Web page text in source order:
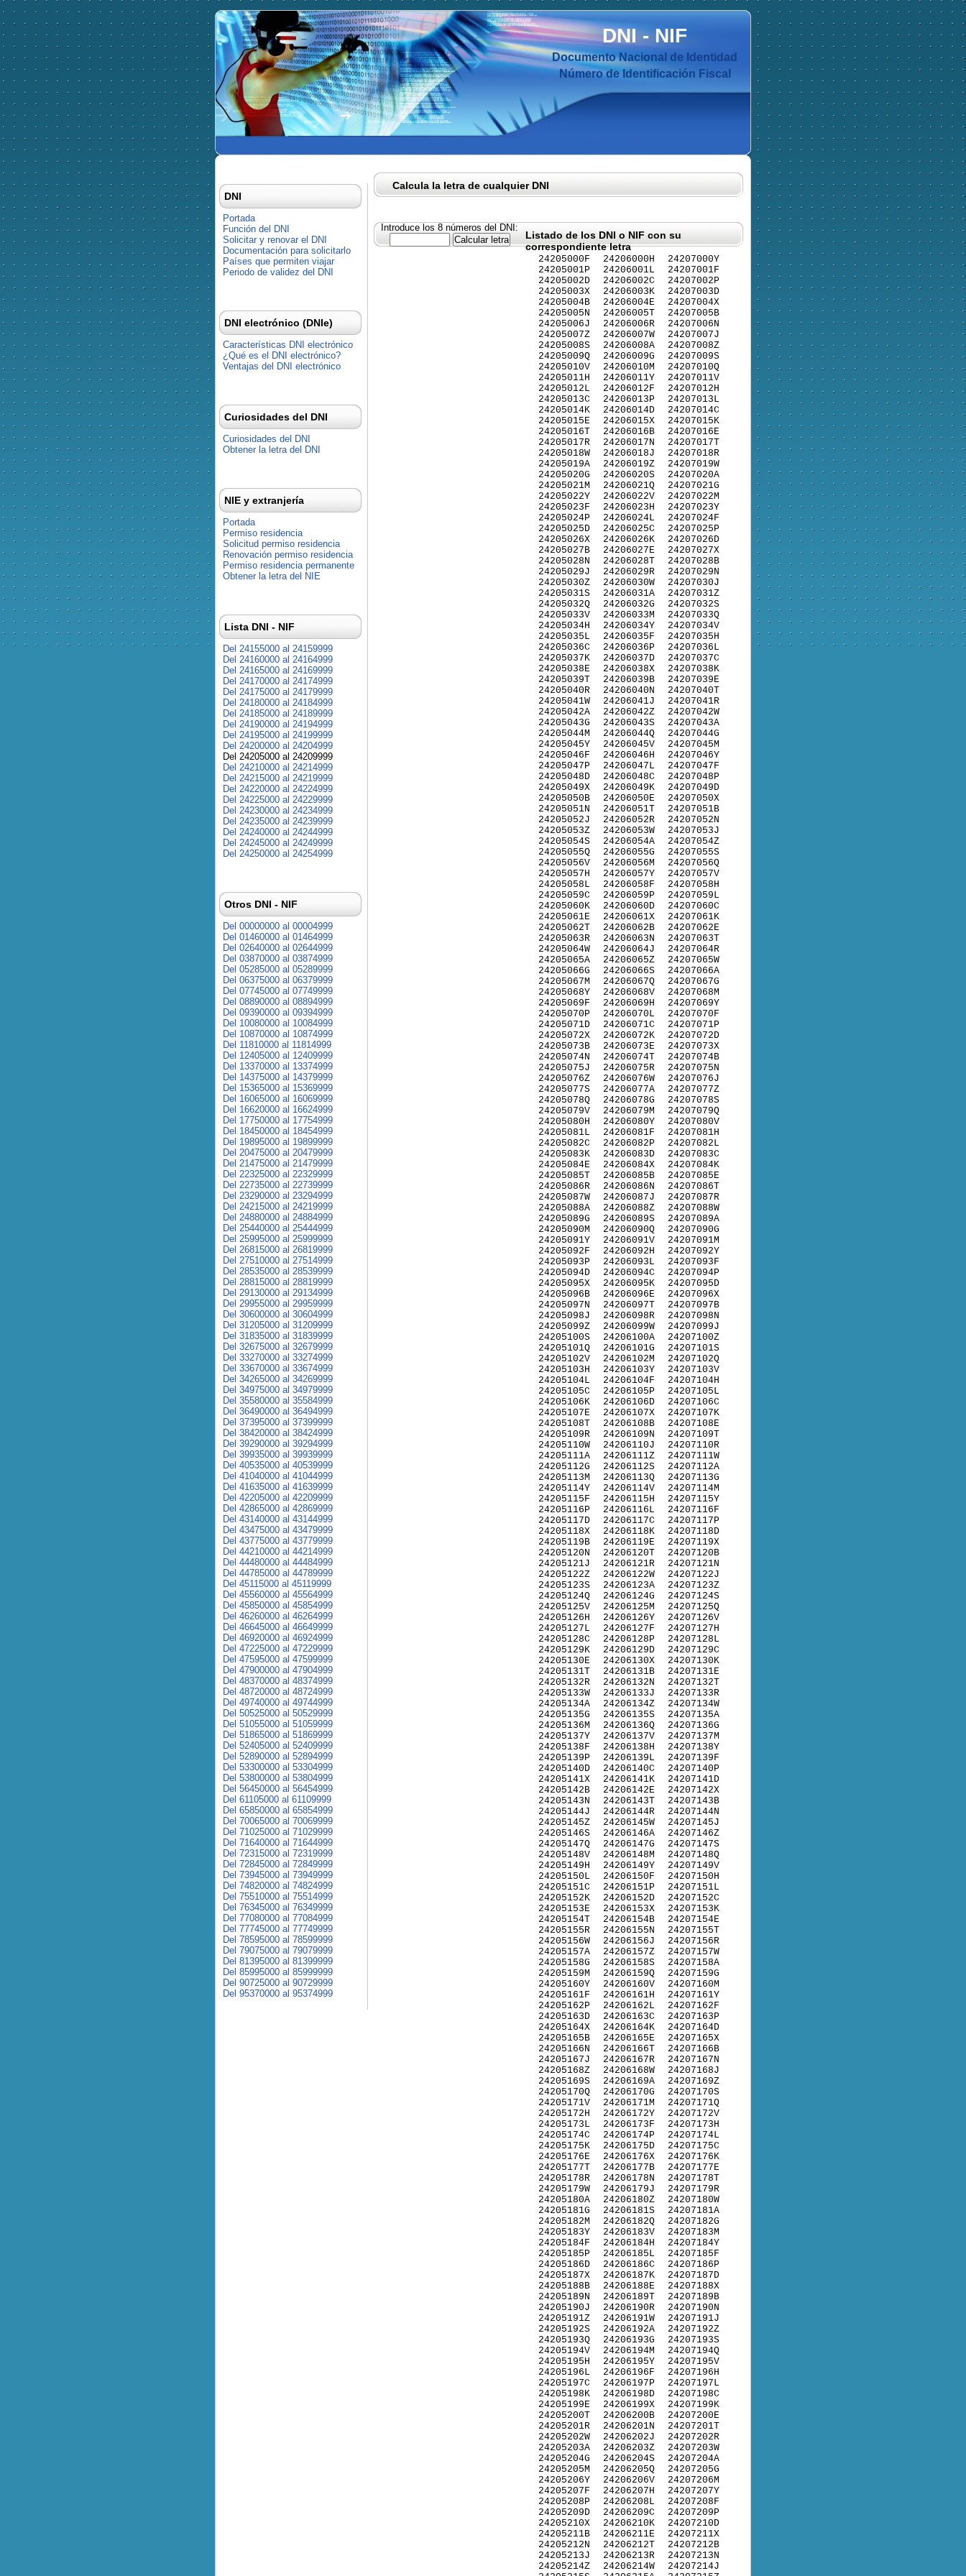
DNI-NIF
Documento Nacional de Identidad
Número de Identificación Fiscal
Calcula la letra de cualquier DNI
Introduce los 8 números del DNI:
Listado de los DNI o NIF con su
correspondiente letra
24205000F
24205001P
24205002D
24205003X
24205004B
24205005N
24205006J
24205007Z
24205008S
24205009Q
24205010V
24205011H
24205012L
24205013C
24205014K
24205015E
24205016T
24205017R
24205018W
24205019A
24205020G
24205021M
24205022Y
24205023F
24205024P
24205025D
24205026X
24205027B
24205028N
24205029J
24205030Z
24205031S
24205032Q
24205033V
24205034H
24205035L
24205036C
24205037K
24205038E
24205039T
24205040R
24205041W
24205042A
24205043G
24205044M
24205045Y
24205046F
24205047P
24205048D
24205049X
24205050B
24205051N
24205052J
24205053Z
24205054S
24205055Q
24205056V
24205057H
24205058L
24205059C
24205060K
24205061E
24205062T
24205063R
24205064W
24205065A
24205066G
24205067M
24205068Y
24205069F
24205070P
24205071D
24205072X
24205073B
24205074N
24205075J
24205076Z
24205077S
24205078Q
24205079V
24205080H
24205081L
24205082C
24205083K
24205084E
24205085T
24205086R
24205087W
24205088A
24205089G
24205090M
24205091Y
24205092F
24205093P
24205094D
24205095X
24205096B
24205097N
24205098J
24205099Z
24205100S
24205101Q
24205102V
24205103H
24205104L
24205105C
24205106K
24205107E
24205108T
24205109R
24205110W
24205111A
24205112G
24205113M
24205114Y
24205115F
24205116P
24205117D
24205118X
24205119B
24205120N
24205121J
24205122Z
24205123S
24205124Q
24205125V
24205126H
24205127L
24205128C
24205129K
24205130E
24205131T
24205132R
24205133W
24205134A
24205135G
24205136M
24205137Y
24205138F
24205139P
24205140D
24205141X
24205142B
24205143N
24205144J
24205145Z
24205146S
24205147Q
24205148V
24205149H
24205150L
24205151C
24205152K
24205153E
24205154T
24205155R
24205156W
24205157A
24205158G
24205159M
24205160Y
24205161F
24205162P
24205163D
24205164X
24205165B
24205166N
24205167J
24205168Z
24205169S
24205170Q
24205171V
24205172H
24205173L
24205174C
24205175K
24205176E
24205177T
24205178R
24205179W
24205180A
24205181G
24205182M
24205183Y
24205184F
24205185P
24205186D
24205187X
24205188B
24205189N
24205190J
24205191Z
24205192S
24205193Q
24205194V
24205195H
24205196L
24205197C
24205198K
24205199E
24205200T
24205201R
24205202W
24205203A
24205204G
24205205M
24205206Y
24205207F
24205208P
24205209D
24205210X
24205211B
24205212N
24205213J
24205214Z
24206000H
24206001L
24206002C
24206003K
24206004E
24206005T
24206006R
24206007W
24206008A
24206009G
24206010M
24206011Y
24206012F
24206013P
24206014D
24206015X
24206016B
24206017N
24206018J
24206019Z
24206020S
24206021Q
24206022V
24206023H
24206024L
24206025C
24206026K
24206027E
24206028T
24206029R
24206030W
24206031A
24206032G
24206033M
24206034Y
24206035F
24206036P
24206037D
24206038X
24206039B
24206040N
24206041J
24206042Z
24206043S
24206044Q
24206045V
24206046H
24206047L
24206048C
24206049K
24206050E
24206051T
24206052R
24206053W
24206054A
24206055G
24206056M
24206057Y
24206058F
24206059P
24206060D
24206061X
24206062B
24206063N
24206064J
24206065Z
24206066S
24206067Q
24206068V
24206069H
24206070L
24206071C
24206072K
24206073E
24206074T
24206075R
24206076W
24206077A
24206078G
24206079M
24206080Y
24206081F
24206082P
24206083D
24206084X
24206085B
24206086N
24206087J
24206088Z
24206089S
24206090Q
24206091V
24206092H
24206093L
24206094C
24206095K
24206096E
24206097T
24206098R
24206099W
24206100A
24206101G
24206102M
24206103Y
24206104F
24206105P
24206106D
24206107X
24206108B
24206109N
24206110J
24206111Z
24206112S
24206113Q
24206114V
24206115H
24206116L
24206117C
24206118K
24206119E
24206120T
24206121R
24206122W
24206123A
24206124G
24206125M
24206126Y
24206127F
24206128P
24206129D
24206130X
24206131B
24206132N
24206133J
24206134Z
24206135S
24206136Q
24206137V
24206138H
24206139L
24206140C
24206141K
24206142E
24206143T
24206144R
24206145W
24206146A
24206147G
24206148M
24206149Y
24206150F
24206151P
24206152D
24206153X
24206154B
24206155N
24206156J
24206157Z
24206158S
24206159Q
24206160V
24206161H
24206162L
24206163C
24206164K
24206165E
24206166T
24206167R
24206168W
24206169A
24206170G
24206171M
24206172Y
24206173F
24206174P
24206175D
24206176X
24206177B
24206178N
24206179J
24206180Z
24206181S
24206182Q
24206183V
24206184H
24206185L
24206186C
24206187K
24206188E
24206189T
24206190R
24206191W
24206192A
24206193G
24206194M
24206195Y
24206196F
24206197P
24206198D
24206199X
24206200B
24206201N
24206202J
24206203Z
24206204S
24206205Q
24206206V
24206207H
24206208L
24206209C
24206210K
24206211E
24206212T
24206213R
24206214W
24207000Y
24207001F
24207002P
24207003D
24207004X
24207005B
24207006N
24207007J
24207008Z
24207009S
24207010Q
24207011V
24207012H
24207013L
24207014C
24207015K
24207016E
24207017T
24207018R
24207019W
24207020A
24207021G
24207022M
24207023Y
24207024F
24207025P
24207026D
24207027X
24207028B
24207029N
24207030J
24207031Z
24207032S
24207033Q
24207034V
24207035H
24207036L
24207037C
24207038K
24207039E
24207040T
24207041R
24207042W
24207043A
24207044G
24207045M
24207046Y
24207047F
24207048P
24207049D
24207050X
24207051B
24207052N
24207053J
24207054Z
24207055S
24207056Q
24207057V
24207058H
24207059L
24207060C
24207061K
24207062E
24207063T
24207064R
24207065W
24207066A
24207067G
24207068M
24207069Y
24207070F
24207071P
24207072D
24207073X
24207074B
24207075N
24207076J
24207077Z
24207078S
24207079Q
24207080V
24207081H
24207082L
24207083C
24207084K
24207085E
24207086T
24207087R
24207088W
24207089A
24207090G
24207091M
24207092Y
24207093F
24207094P
24207095D
24207096X
24207097B
24207098N
24207099J
24207100Z
24207101S
24207102Q
24207103V
24207104H
24207105L
24207106C
24207107K
24207108E
24207109T
24207110R
24207111W
24207112A
24207113G
24207114M
24207115Y
24207116F
24207117P
24207118D
24207119X
24207120B
24207121N
24207122J
24207123Z
24207124S
24207125Q
24207126V
24207127H
24207128L
24207129C
24207130K
24207131E
24207132T
24207133R
24207134W
24207135A
24207136G
24207137M
24207138Y
24207139F
24207140P
24207141D
24207142X
24207143B
24207144N
24207145J
24207146Z
24207147S
24207148Q
24207149V
24207150H
24207151L
24207152C
24207153K
24207154E
24207155T
24207156R
24207157W
24207158A
24207159G
24207160M
24207161Y
24207162F
24207163P
24207164D
24207165X
24207166B
24207167N
24207168J
24207169Z
24207170S
24207171Q
24207172V
24207173H
24207174L
24207175C
24207176K
24207177E
24207178T
24207179R
24207180W
24207181A
24207182G
24207183M
24207184Y
24207185F
24207186P
24207187D
24207188X
24207189B
24207190N
24207191J
24207192Z
24207193S
24207194Q
24207195V
24207196H
24207197L
24207198C
24207199K
24207200E
24207201T
24207202R
24207203W
24207204A
24207205G
24207206M
24207207Y
24207208F
24207209P
24207210D
24207211X
24207212B
24207213N
24207214J
DNI
Portada
Función del DNI
Solicitar y renovar el DNI
Documentación para solicitarlo
Países que permiten viajar
Periodo de validez del DNI
DNI electrónico (DNIe)
Características DNI electrónico
¿Qué es el DNI electrónico?
Ventajas del DNI electrónico
Curiosidades del DNI
Curiosidades del DNI
Obtener la letra del DNI
NIE y extranjería
Portada
Permiso residencia
Solicitud permiso residencia
Renovación permiso residencia
Permiso residencia permanente
Obtener la letra del NIE
Lista DNI - NIF
Del 24155000 al 24159999
Del 24160000 al 24164999
Del 24165000 al 24169999
Del 24170000 al 24174999
Del 24175000 al 24179999
Del 24180000 al 24184999
Del 24185000 al 24189999
Del 24190000 al 24194999
Del 24195000 al 24199999
Del 24200000 al 24204999
Del 24205000 al 24209999
Del 24210000 al 24214999
Del 24215000 al 24219999
Del 24220000 al 24224999
Del 24225000 al 24229999
Del 24230000 al 24234999
Del 24235000 al 24239999
Del 24240000 al 24244999
Del 24245000 al 24249999
Del 24250000 al 24254999
Otros DNI - NIF
Del 00000000 al 00004999
Del 01460000 al 01464999
Del 02640000 al 02644999
Del 03870000 al 03874999
Del 05285000 al 05289999
Del 06375000 al 06379999
Del 07745000 al 07749999
Del 08890000 al 08894999
Del 09390000 al 09394999
Del 10080000 al 10084999
Del 10870000 al 10874999
Del 11810000 al 11814999
Del 12405000 al 12409999
Del 13370000 al 13374999
Del 14375000 al 14379999
Del 15365000 al 15369999
Del 16065000 al 16069999
Del 16620000 al 16624999
Del 17750000 al 17754999
Del 18450000 al 18454999
Del 19895000 al 19899999
Del 20475000 al 20479999
Del 21475000 al 21479999
Del 22325000 al 22329999
Del 22735000 al 22739999
Del 23290000 al 23294999
Del 24215000 al 24219999
Del 24880000 al 24884999
Del 25440000 al 25444999
Del 25995000 al 25999999
Del 26815000 al 26819999
Del 27510000 al 27514999
Del 28535000 al 28539999
Del 28815000 al 28819999
Del 29130000 al 29134999
Del 29955000 al 29959999
Del 30600000 al 30604999
Del 31205000 al 31209999
Del 31835000 al 31839999
Del 32675000 al 32679999
Del 33270000 al 33274999
Del 33670000 al 33674999
Del 34265000 al 34269999
Del 34975000 al 34979999
Del 35580000 al 35584999
Del 36490000 al 36494999
Del 37395000 al 37399999
Del 38420000 al 38424999
Del 39290000 al 39294999
Del 39935000 al 39939999
Del 40535000 al 40539999
Del 41040000 al 41044999
Del 41635000 al 41639999
Del 42205000 al 42209999
Del 42865000 al 42869999
Del 43140000 al 43144999
Del 43475000 al 43479999
Del 43775000 al 43779999
Del 44210000 al 44214999
Del 44480000 al 44484999
Del 44785000 al 44789999
Del 45115000 al 45119999
Del 45560000 al 45564999
Del 45850000 al 45854999
Del 46260000 al 46264999
Del 46645000 al 46649999
Del 46920000 al 46924999
Del 47225000 al 47229999
Del 47595000 al 47599999
Del 47900000 al 47904999
Del 48370000 al 48374999
Del 48720000 al 48724999
Del 49740000 al 49744999
Del 50525000 al 50529999
Del 51055000 al 51059999
Del 51865000 al 51869999
Del 52405000 al 52409999
Del 52890000 al 52894999
Del 53300000 al 53304999
Del 53800000 al 53804999
Del 56450000 al 56454999
Del 61105000 al 61109999
Del 65850000 al 65854999
Del 70065000 al 70069999
Del 71025000 al 71029999
Del 71640000 al 71644999
Del 72315000 al 72319999
Del 72845000 al 72849999
Del 73945000 al 73949999
Del 74820000 al 74824999
Del 75510000 al 75514999
Del 76345000 al 76349999
Del 77080000 al 77084999
Del 77745000 al 77749999
Del 78595000 al 78599999
Del 79075000 al 79079999
Del 81395000 al 81399999
Del 85995000 al 85999999
Del 90725000 al 90729999
Del 95370000 al 95374999